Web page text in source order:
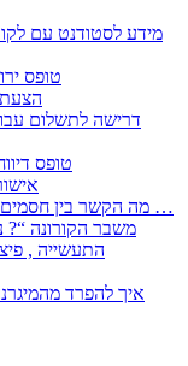
טופס ירוק (רש”ל 18)
2352
2356 –
2357
– לבעלי עסקים ובעולם העבודה EMDR מה הקשר בין חסמים …
– משבר הקורונה “?